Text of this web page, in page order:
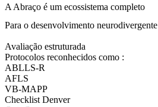
A Abraço é um ecossistema completo
Para o desenvolvimento neurodivergente
Avaliação estruturada
Protocolos reconhecidos como :
ABLLS-R
AFLS
VB-MAPP
Checklist Denver